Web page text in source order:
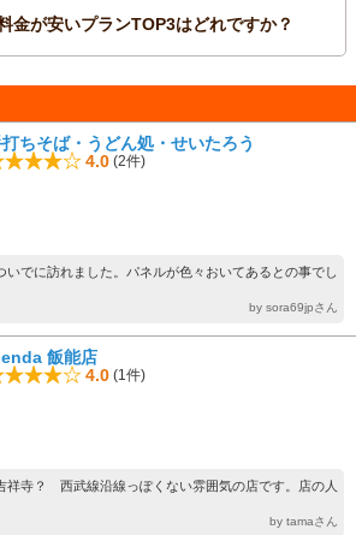
金が安いプランTOP3はどれですか？
ちそば・うどん処・せいたろう
4.0 (2件)
いでに訪れました。パネルが色々おいてあるとの事でし
by sora69jpさん
飯能店
4.0 (1件)
寺？ 西武線沿線っぽくない雰囲気の店です。店の人
by tamaさん